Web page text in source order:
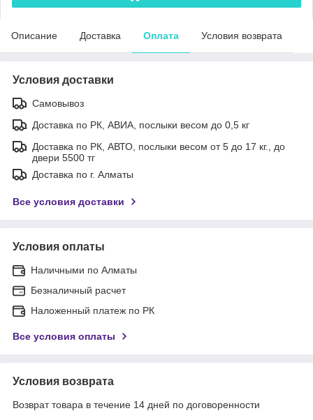
Описание Доставка Оплата Условия возврата
Условия доставки
Самовывоз
Доставка по РК, АВИА, послыки весом до 0,5 кг
Доставка по РК, АВТО, послыки весом от 5 до 17 кг., до
двери 5500 тг
Доставка по г. Алматы
Все условия доставки
Условия оплаты
Наличными по Алматы
Безналичный расчет
Наложенный платеж по РК
Все условия оплаты
Условия возврата
Возврат товара в течение 14 дней по договоренности